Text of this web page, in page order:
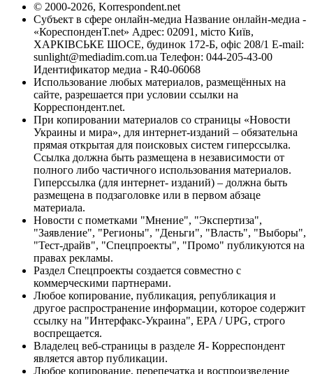
© 2000-2026, Korrespondent.net
Субъект в сфере онлайн-медиа Название онлайн-медиа -
«КореспонденТ.net» Адрес: 02091, місто Київ,
ХАРКІВСЬКЕ ШОСЕ, будинок 172-Б, офіс 208/1 E-mail:
sunlight@mediadim.com.ua Телефон: 044-205-43-00
Идентификатор медиа - R40-06068
Использование любых материалов, размещённых на
сайте, разрешается при условии ссылки на
Корреспондент.net.
При копировании материалов со страницы «Новости
Украины и мира», для интернет-изданий – обязательна
прямая открытая для поисковых систем гиперссылка.
Ссылка должна быть размещена в независимости от
полного либо частичного использования материалов.
Гиперссылка (для интернет- изданий) – должна быть
размещена в подзаголовке или в первом абзаце
материала.
Новости с пометками "Мнение", "Экспертиза",
"Заявление", "Регионы", "Деньги", "Власть", "Выборы",
"Тест-драйв", "Спецпроекты", "Промо" публикуются на
правах рекламы.
Раздел Спецпроекты создается совместно с
коммерческими партнерами.
Любое копирование, публикация, републикация и
другое распространение информации, которое содержит
ссылку на "Интерфакс-Украина", EPA / UPG, строго
воспрещается.
Владелец веб-страницы в разделе Я- Корреспондент
является автор публикации.
Любое копирование, перепечатка и воспроизведение